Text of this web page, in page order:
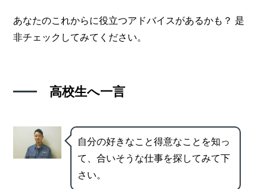
あなたのこれからに役立つアドバイスがあるかも？ 是
非チェックしてみてください。
高校生へ一言
自分の好きなこと得意なことを知っ
て、合いそうな仕事を探してみて下
さい。